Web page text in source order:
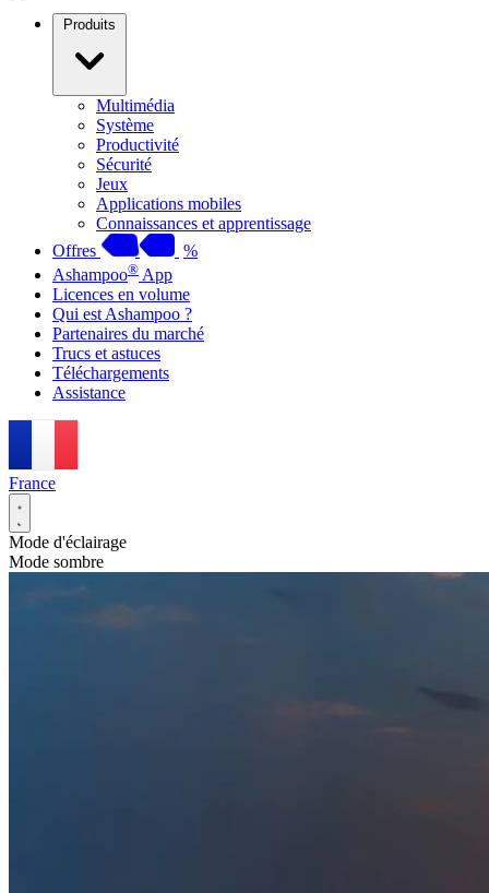
Produits
Multimédia
Système
Productivité
Sécurité
Jeux
Applications mobiles
Connaissances et apprentissage
Offres
%
Ashampoo® App
Licences en volume
Qui est Ashampoo ?
Partenaires du marché
Trucs et astuces
Téléchargements
Assistance
France
Mode d'éclairage
Mode sombre